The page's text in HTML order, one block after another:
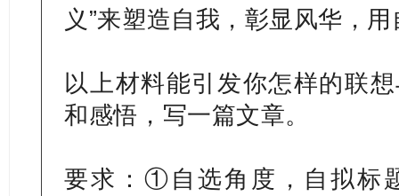
义”来塑造自我，彰显风华，
以上材料能引发你怎样的联
和感悟，写一篇文章。
要求：①自选角度，自拟标